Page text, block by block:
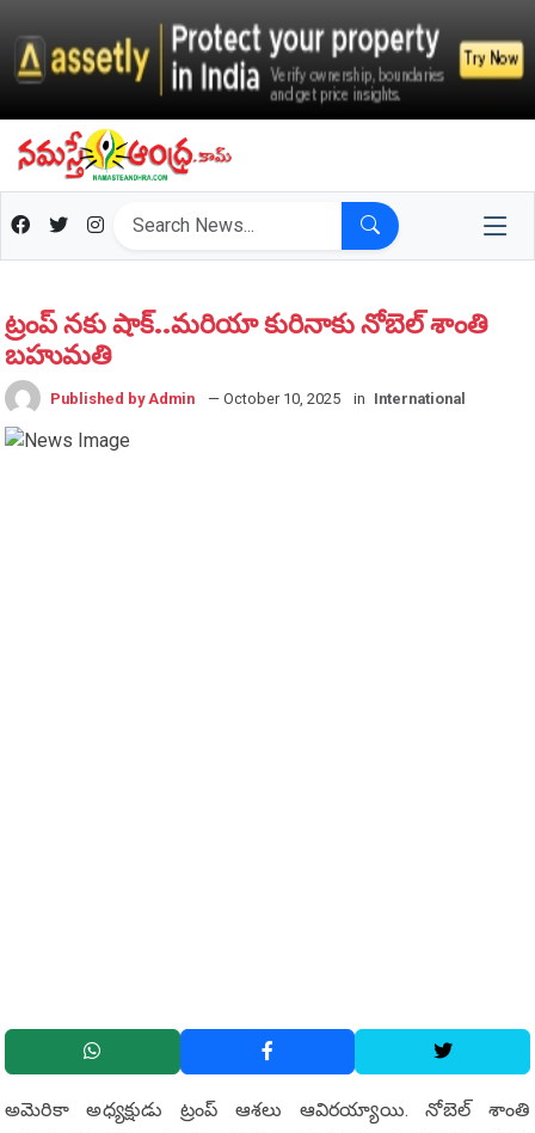
ట్రంప్ నకు షాక్..మరియా కురినాకు నోబెల్ శాంతి
బహుమతి
Published by Admin — October 10, 2025 in International
అమెరికా అధ్యక్షుడు ట్రంప్ ఆశలు ఆవిరయ్యాయి. నోబెల్ శాంతి